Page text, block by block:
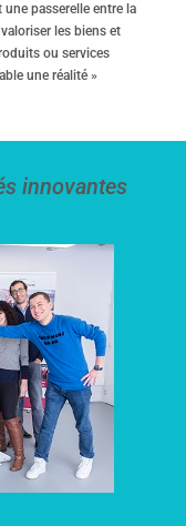
une passerelle entre la
les biens et
ou services
une réalité »
innovantes